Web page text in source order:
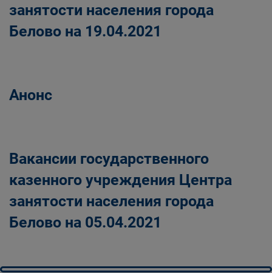
занятости населения города
Белово на 19.04.2021
Анонс
Вакансии государственного
казенного учреждения Центра
занятости населения города
Белово на 05.04.2021